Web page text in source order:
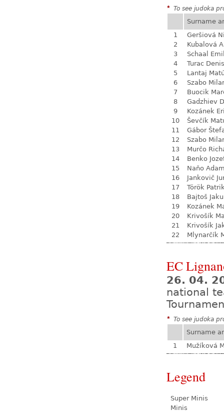
* To see judoka
Surname
1
Geršiová
2
Kubalová
3
Schaal
4
Turac Denis
5
Lantaj
6
Szabo
7
Buocik
8
Gadzhiev
9
Kozánek
10
Ševčík
11
Gábor
12
Szabo
13
Murčo
14
Benko
15
Naňo
16
Jankovič
17
Török
18
Bajtoš
19
Kozánek
20
Krivošík
21
Krivošík
22
Mlynarčík
EC
26. 04.
national
* To see judoka
Surname
1
Mužíková
Legend
Super Minis
Minis